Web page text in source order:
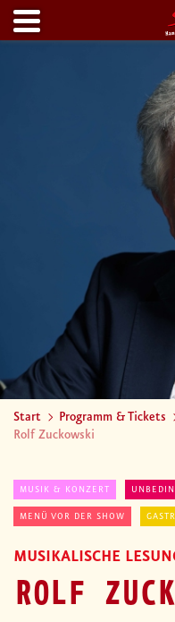
Start Programm & Tickets
Rolf Zuckowski
MUSIK & KONZERT
MENÜ VOR DER SHOW
MUSIKALISCHE
ROLF